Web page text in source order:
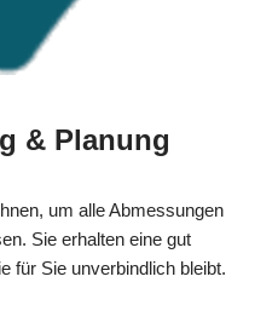
& Planung
um alle Abmessungen
Sie erhalten eine gut
für Sie unverbindlich bleibt.